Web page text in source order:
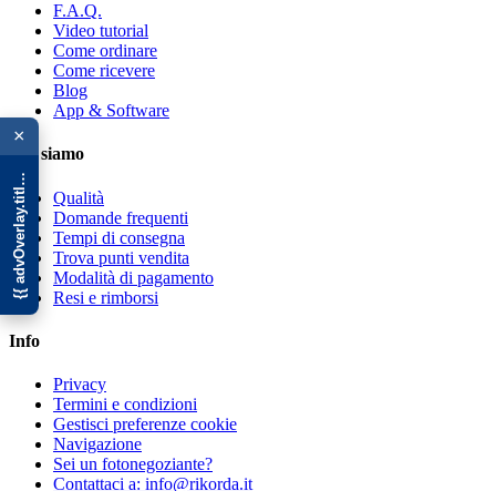
×
{{ advOverlay.title || 'Promo' }}
F.A.Q.
Video tutorial
Come ordinare
Come ricevere
Blog
App & Software
Chi siamo
Qualità
Domande frequenti
Tempi di consegna
Trova punti vendita
Modalità di pagamento
Resi e rimborsi
Info
Privacy
Termini e condizioni
Gestisci preferenze cookie
Navigazione
Sei un fotonegoziante?
Contattaci a: info@rikorda.it